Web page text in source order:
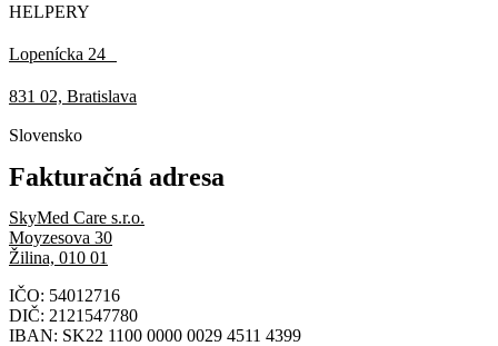
HELPERY
Lopenícka 24
831 02, Bratislava
Slovensko
Fakturačná adresa
SkyMed Care s.r.o.
Moyzesova 30
Žilina, 010 01
IČO: 54012716
DIČ: 2121547780
IBAN: SK22 1100 0000 0029 4511 4399